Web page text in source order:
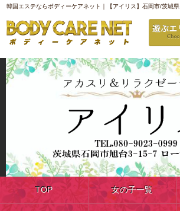
韓国エステならボディーケアネット｜【アイリス】石岡市/茨城県
TOP 女の子一覧